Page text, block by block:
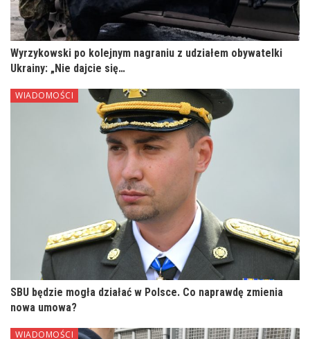
Wyrzykowski po kolejnym nagraniu z udziałem obywatelki
Ukrainy: „Nie dajcie się…
WIADOMOŚCI
SBU będzie mogła działać w Polsce. Co naprawdę zmienia
nowa umowa?
WIADOMOŚCI